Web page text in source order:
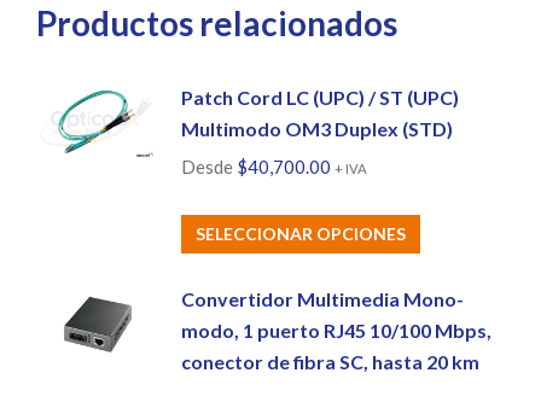
Productos relacionados
Patch Cord LC (UPC) / ST (UPC)
Multimodo OM3 Duplex (STD)
Desde $40,700.00 + IVA
SELECCIONAR OPCIONES
tiene
múltiples
variantes.
Convertidor Multimedia Mono-
modo, 1 puerto RJ45 10/100 Mbps,
conector de fibra SC, hasta 20 km